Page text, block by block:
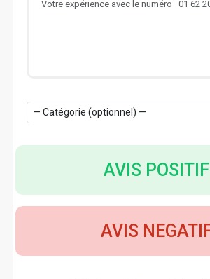
AVIS POSITIF
AVIS